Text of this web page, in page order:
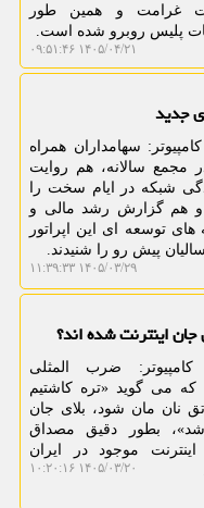
غرامت و همین طور
پلیس روبرو شده است.
۱۴۰۵/۰۴/۲۱ ۰۹:۵۱:۴۶
جدید
سهامداران همراه
مجمع سالانه، هم روایت
شبکه در ایام سخت را
و هم گزارش رشد مالی و
های توسعه ای این اپراتور
پیش رو را شنیدند.
۱۴۰۵/۰۳/۲۹ ۱۱:۳۹:۳۳
جان اینترنت شده اند؟
کامپیوتر: ضرب المثلی
می گوید «تره کاشتیم
نان مان شود، بلای جان
بطور دقیق مصداق
موجود در ایران
۱۴۰۵/۰۳/۲۰ ۱۰:۲۰:۱۶